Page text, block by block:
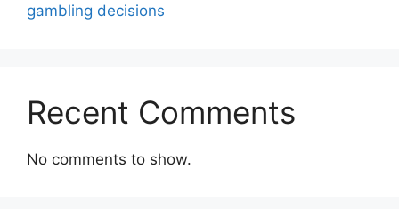
gambling decisions
Recent Comments
No comments to show.